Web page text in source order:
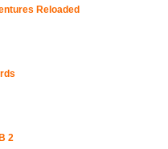
Reloaded
2